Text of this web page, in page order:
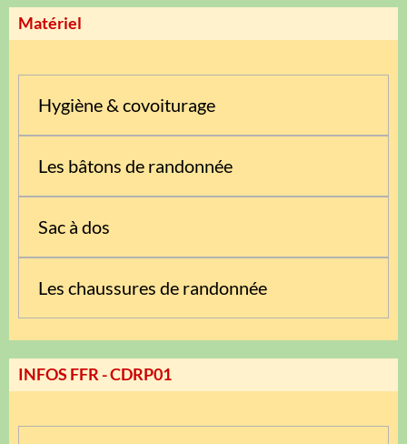
Matériel
Hygiène & covoiturage
Les bâtons de randonnée
Sac à dos
Les chaussures de randonnée
INFOS FFR - CDRP01